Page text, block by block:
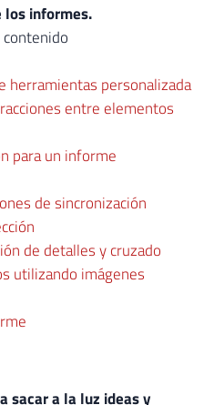
los informes.
contenido
herramientas personalizada
entre elementos
para un informe
de sincronización
de detalles y cruzado
utilizando imágenes
sacar a la luz ideas y